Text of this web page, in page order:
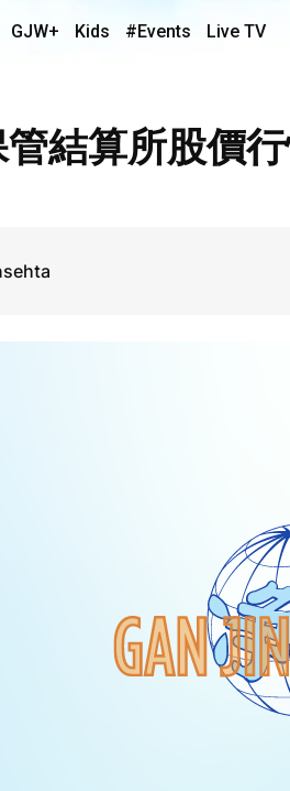
GJW+ Kids #Events Live TV